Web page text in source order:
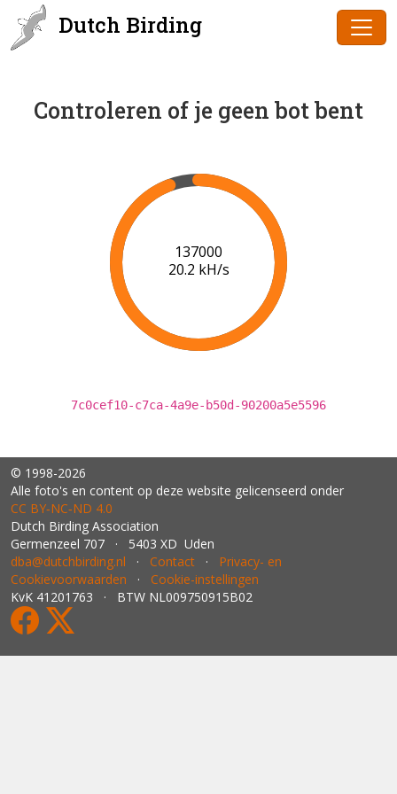
Dutch Birding
Controleren of je geen bot bent
138000
20.2 kH/s
7c0cef10-c7ca-4a9e-b50d-90200a5e5596
© 1998-2026
Alle foto's en content op deze website gelicenseerd onder
CC BY‑NC‑ND 4.0
Dutch Birding Association
Germenzeel 707 · 5403 XD Uden
dba@dutchbirding.nl · Contact · Privacy- en
Cookievoorwaarden · Cookie-instellingen
KvK 41201763 · BTW NL009750915B02